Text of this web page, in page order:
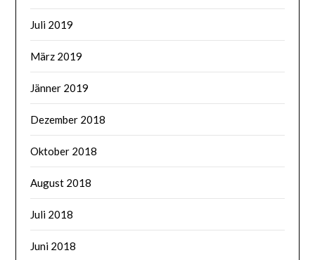
Juli 2019
März 2019
Jänner 2019
Dezember 2018
Oktober 2018
August 2018
Juli 2018
Juni 2018